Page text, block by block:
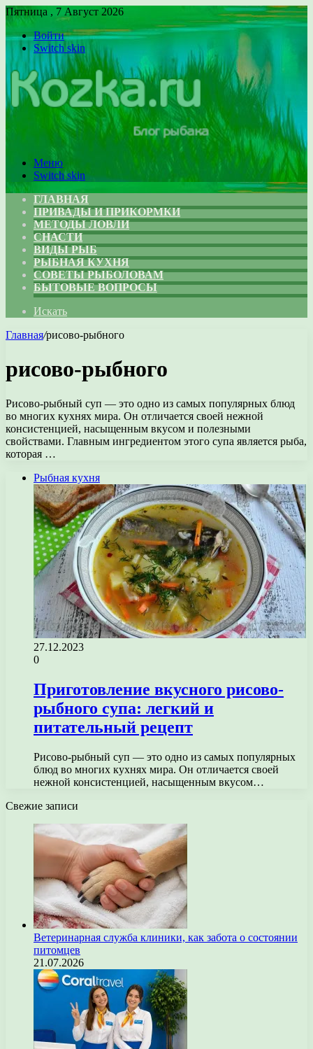
Пятница , 7 Август 2026
Войти
Switch skin
Меню
Switch skin
ГЛАВНАЯ
ПРИВАДЫ И ПРИКОРМКИ
МЕТОДЫ ЛОВЛИ
СНАСТИ
ВИДЫ РЫБ
РЫБНАЯ КУХНЯ
СОВЕТЫ РЫБОЛОВАМ
БЫТОВЫЕ ВОПРОСЫ
Искать
Главная/рисово-рыбного
рисово-рыбного
Рисово-рыбный суп — это одно из самых популярных блюд
во многих кухнях мира. Он отличается своей нежной
консистенцией, насыщенным вкусом и полезными
свойствами. Главным ингредиентом этого супа является рыба,
которая …
Рыбная кухня
27.12.2023
0
Приготовление вкусного рисово-
рыбного супа: легкий и
питательный рецепт
Рисово-рыбный суп — это одно из самых популярных
блюд во многих кухнях мира. Он отличается своей
нежной консистенцией, насыщенным вкусом…
Свежие записи
Ветеринарная служба клиники, как забота о состоянии
питомцев
21.07.2026